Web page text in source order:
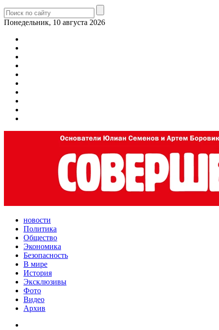
Понедельник, 10 августа 2026
новости
Политика
Общество
Экономика
Безопасность
В мире
История
Эксклюзивы
Фото
Видео
Архив